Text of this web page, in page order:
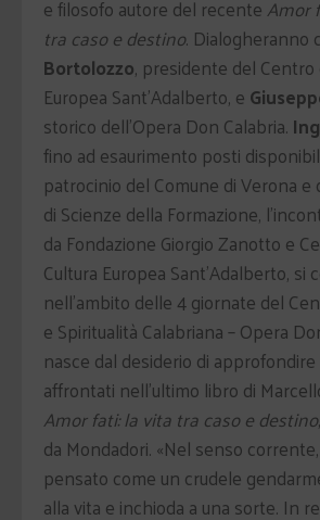
e filosofo autore del recenteAmor
tra caso e destino. Dialogheranno
Bortolozzo, presidente del Centro
Europea Sant’Adalberto, e
storico dell’Opera Don Calabria.
fino ad esaurimento posti
patrocinio del Comune di Verona e
di Scienze della Formazione,
da Fondazione Giorgio Zanotto e
Cultura Europea Sant’Adalberto, si
nell’ambito delle 4 giornate del
e Spiritualità Calabriana – Opera
nasce dal desiderio di
affrontati nell’ultimo libro di
Amor fati: la vita tra caso e destino
da Mondadori. «Nel senso
pensato come un crudele
alla vita e inchioda a una sorte. In